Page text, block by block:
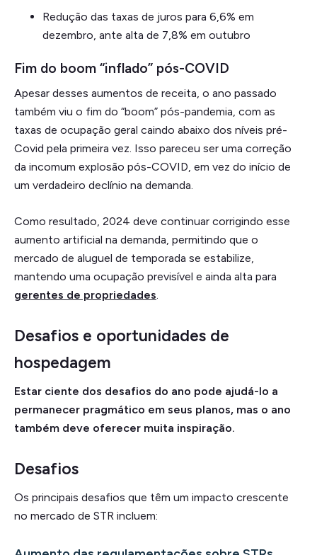
Redução das taxas de juros para 6,6% em
dezembro, ante alta de 7,8% em outubro
Fim do boom “inflado” pós-COVID
Apesar desses aumentos de receita, o ano passado
também viu o fim do “boom” pós-pandemia, com as
taxas de ocupação geral caindo abaixo dos níveis pré-
Covid pela primeira vez. Isso pareceu ser uma correção
da incomum explosão pós-COVID, em vez do início de
um verdadeiro declínio na demanda.
Como resultado, 2024 deve continuar corrigindo esse
aumento artificial na demanda, permitindo que o
mercado de aluguel de temporada se estabilize,
mantendo uma ocupação previsível e ainda alta para
gerentes de propriedades
Desafios e oportunidades de
hospedagem
Estar ciente dos desafios do ano pode ajudá-lo a
permanecer pragmático em seus planos, mas o ano
também deve oferecer muita inspiração.
Desafios
Os principais desafios que têm um impacto crescente
no mercado de STR incluem: